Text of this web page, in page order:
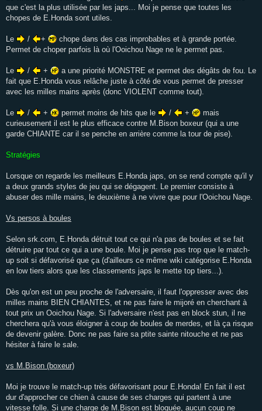
que c'est la plus utilisée par les japs... Moi je pense que toutes les
chopes de E.Honda sont utiles.
Le / +
chope dans des cas improbables et à grande portée.
Permet de choper parfois là où l'Ooichou Nage ne le permet pas.
Le / +
a une priorité MONSTRE et permet des dégâts de fou. Le
fait que E.Honda vous relâche juste à côté de vous permet de presser
avec les milles mains après (donc VIOLENT comme tout).
Le / + permet moins de hits que le / +
mais
curieusement il est le plus efficace contre M.Bison boxeur (qui a une
garde CHIANTE car il se penche en arrière comme la tour de pise).
Stratégies
Lorsque on regarde les meilleurs E.Honda japs, on se rend compte qu'il y
a deux grands styles de jeu qui se dégagent. Le premier consiste à
abuser des mille mains, le deuxième à ne vivre que pour l'Ooichou Nage.
Vs persos à boules
Selon srk.com, E.Honda détruit tout ce qui n'a pas de boules et se fait
détruire par tout ce qui a une boule. Moi je pense pas trop que le match-
up soit si défavorisé que ça (d'ailleurs ce même wiki catégorise E.Honda
en low tiers alors que les classements japs le mette top tiers...).
Dès qu'on est un peu proche de l'adversaire, il faut l'oppresser avec des
milles mains BIEN CHIANTES, et ne pas faire le mijoré en cherchant à
tout prix un Ooichou Nage. Si l'adversaire n'est pas en block stun, il ne
cherchera qu'à vous éloigner à coup de boules de merdes, et là ça risque
de devenir galère. Donc ne pas faire sa ptite sainte nitouche et ne pas
hésiter à faire le sale.
vs M.Bison (boxeur)
Moi je trouve le match-up très défavorisant pour E.Honda! En fait il est
dur d'approcher ce chien à cause de ses charges qui partent à une
vitesse folle. Si une charge de M.Bison est bloquée, aucun coup ne